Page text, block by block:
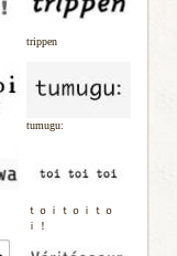
trippen
tumugu:
ｔｏｉｔｏｉｔｏ
ｉ！